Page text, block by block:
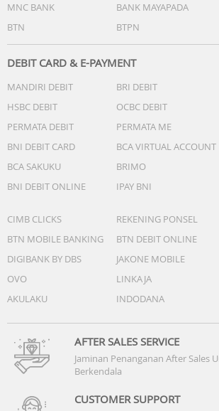
MNC BANK
BANK MAYAPADA
BTN
BTPN
DEBIT CARD & E-PAYMENT
MANDIRI DEBIT BRI DEBIT
HSBC DEBIT
OCBC DEBIT
PERMATA DEBIT
PERMATA ME
BNI DEBIT CARD
BCA VIRTUAL ACCOUNT
BCA SAKUKU
BRIMO
BNI DEBIT ONLINE
IPAY BNI
CIMB CLICKS
REKENING PONSEL
BTN MOBILE BANKING
BTN DEBIT ONLINE
DIGIBANK BY DBS
JAKONE MOBILE
OVO
LINKAJA
AKULAKU
INDODANA
AFTER SALES SERVICE
Jaminan Penanganan After Sales
Berkendala
CUSTOMER SUPPORT